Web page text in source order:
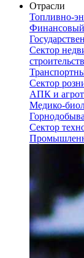
Отрасли
Топливно-
Финансовый
Сектор
Сектор
АПК и
Медико-
Сектор